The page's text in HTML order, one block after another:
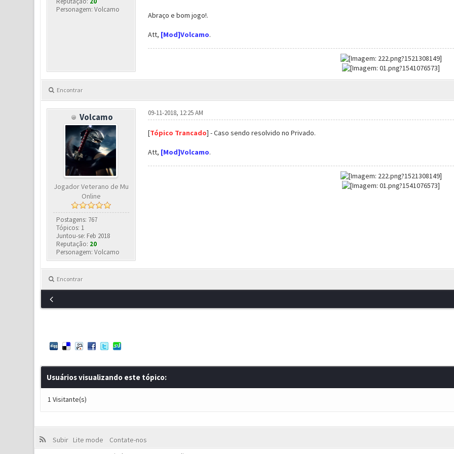
Personagem: Volcamo
Abraço e bom jogo!.
Att, [Mod]Volcamo.
Encontrar
Volcamo
Jogador Veterano de Mu
Online
Postagens: 767
Tópicos: 1
Juntou-se: Feb 2018
Reputação: 20
Personagem: Volcamo
09-11-2018, 12:25 AM
[Tópico Trancado] - Caso sendo resolvido no Privado.
Att, [Mod]Volcamo.
Encontrar
Usuários visualizando este tópico:
1 Visitante(s)
Subir Lite mode
Contate-nos